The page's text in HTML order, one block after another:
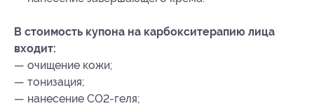
В стоимость купона на карбокситерапию лица
входит:
— очищение кожи;
— тонизация;
— нанесение CO2-геля;